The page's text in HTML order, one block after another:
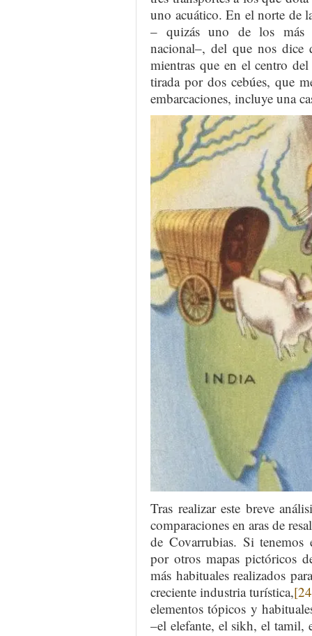
uno acuático. En el norte de
– quizás uno de los más
nacional–, del que nos dice
mientras que en el centro
tirada por dos cebúes, que
embarcaciones, incluye una
Tras realizar este breve
comparaciones en aras de
de Covarrubias. Si tenemos
por otros mapas pictóricos
más habituales realizados
creciente industria turística,
elementos tópicos y
–el elefante, el sikh, el tamil,